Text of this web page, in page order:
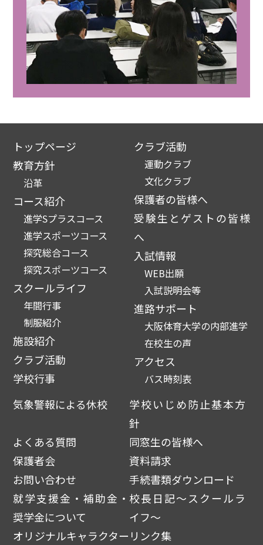
トップページ
教育方針
沿革
コース紹介
進学Sプラスコース
進学スポーツコース
探究総合コース
探究スポーツコース
スクールライフ
年間行事
制服紹介
施設紹介
クラブ活動
学校行事
クラブ活動
運動クラブ
文化クラブ
保護者の皆様へ
受験生とゲストの皆様
へ
入試情報
WEB出願
入試説明会等
進路サポート
大阪体育大学の内部進学
在校生の声
アクセス
バス時刻表
気象警報による休校
学校いじめ防止基本方
針
よくある質問
同窓生の皆様へ
保護者会
資料請求
お問い合わせ
手続書類ダウンロード
就学支援金・補助金・
奨学金について
校長日記～スクールラ
イフ～
オリジナルキャラクター リンク集